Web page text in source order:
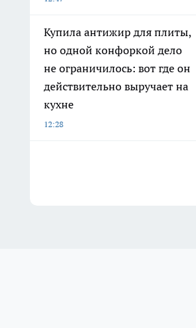
Купила антижир для плиты,
но одной конфоркой дело
не ограничилось: вот где он
действительно выручает на
кухне
12:28